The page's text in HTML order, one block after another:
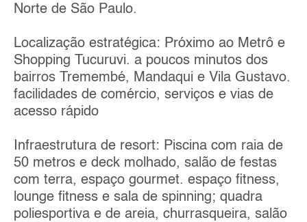
Norte de São Paulo.
Localização estratégica: Próximo ao Metrô e
Shopping Tucuruvi. a poucos minutos dos
bairros Tremembé, Mandaqui e Vila Gustavo.
facilidades de comércio, serviços e vias de
acesso rápido
Infraestrutura de resort: Piscina com raia de
50 metros e deck molhado, salão de festas
com terra, espaço gourmet. espaço fitness,
lounge fitness e sala de spinning; quadra
poliesportiva e de areia, churrasqueira, salão